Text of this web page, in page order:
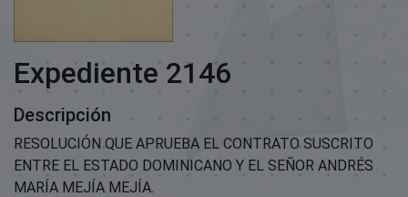
Expediente 2146
Descripción
RESOLUCIÓN QUE APRUEBA EL CONTRATO SUSCRITO
ENTRE EL ESTADO DOMINICANO Y EL SEÑOR ANDRÉS
MARÍA MEJÍA MEJÍA.